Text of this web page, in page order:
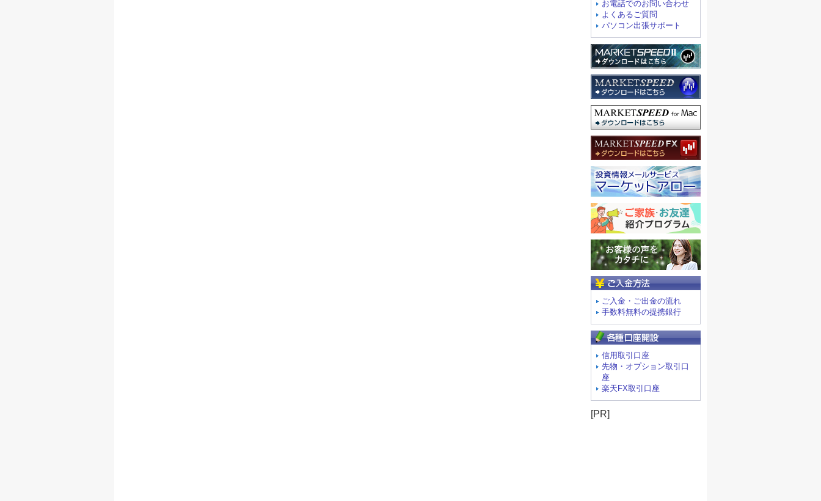
お電話でのお問い合わせ
よくあるご質問
パソコン出張サポート
ご入金・ご出金の流れ
手数料無料の提携銀行
信用取引口座
先物・オプション取引口
座
楽天FX取引口座
[PR]